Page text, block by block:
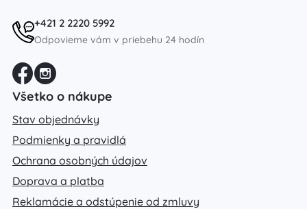
+421 2 2220 5992
Odpovieme vám v priebehu 24 hodín
Všetko o nákupe
Stav objednávky
Podmienky a pravidlá
Ochrana osobných údajov
Doprava a platba
Reklamácie a odstúpenie od zmluvy